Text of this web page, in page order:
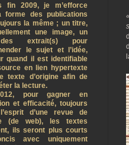
fin 2009, je m’efforce
forme des publications
la même ; un titre,
une image, un
extrait(s) pour
le sujet et l’idée,
quand il est identifiable
en lien hypertexte
texte d’origine afin de
la lecture.
pour gagner en
et efficacité, toujours
d’une revue de
(de web), les textes
ils seront plus courts
avec uniquement